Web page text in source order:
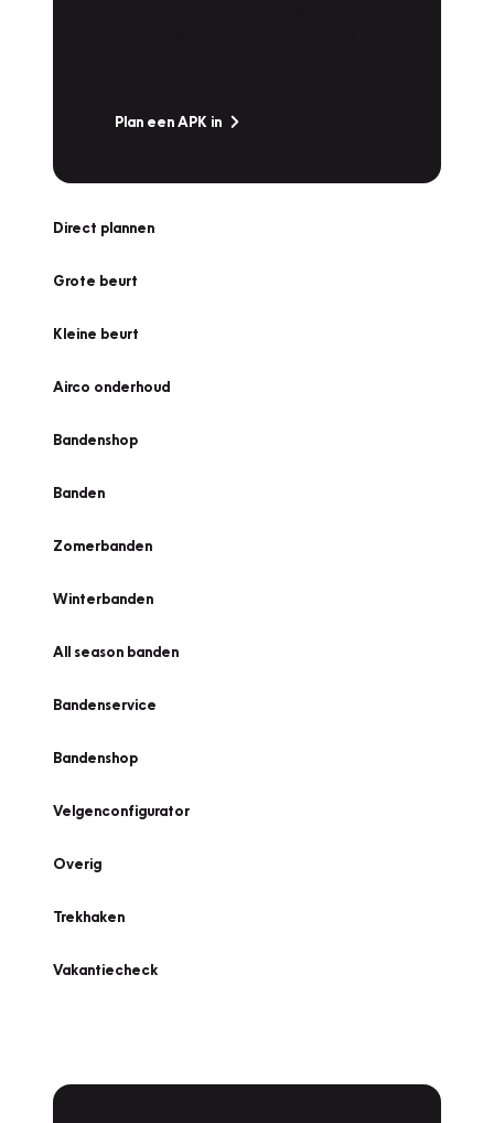
Plan een APK in
Direct plannen
Grote beurt
Kleine beurt
Airco onderhoud
Bandenshop
Banden
Zomerbanden
Winterbanden
All season banden
Bandenservice
Bandenshop
Velgenconfigurator
Overig
Trekhaken
Vakantiecheck